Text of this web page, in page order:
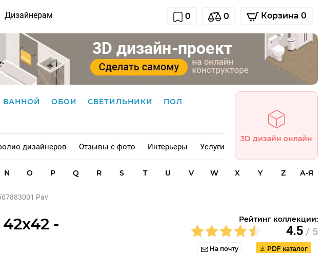
Дизайнерам 0 0 Корзина 0
ВАННОЙ ОБОИ СВЕТИЛЬНИКИ ПОЛ
дизайнеров Отзывы с фото Интерьеры Услуги
3D дизайн онлайн
N O P Q R S T U V W X Y Z А-Я
Pav
-
Рейтинг коллекции:
4.5 / 5
На почту PDF каталог